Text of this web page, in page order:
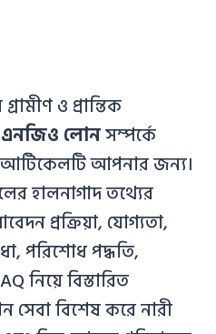
ও প্রান্তিক
লোনসম্পর্কে
আপনার জন্য।
হালনাগাদ তথ্যের
প্রক্রিয়া, যোগ্যতা,
পরিশোধ পদ্ধতি,
নিয়ে বিস্তারিত
বিশেষ করে নারী